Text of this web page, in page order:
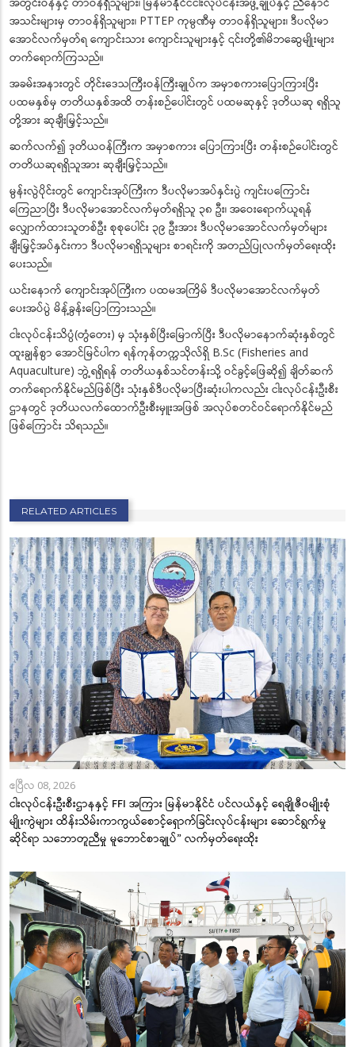
အသင်းများမှ တာဝန်ရှိသူများ၊ PTTEP ကုမ္ပဏီမှ တာဝန်ရှိသူများ၊ ဒီပလိုမာ
အောင်လက်မှတ်ရ ကျောင်းသား ကျောင်းသူများနှင့် ၎င်းတို့၏မိဘဆွေမျိုးများ
တက်ရောက်ကြသည်။
အခမ်းအနားတွင် တိုင်းဒေသကြီးဝန်ကြီးချုပ်က အမှာစကားပြောကြားပြီး
ပထမနှစ်မှ တတိယနှစ်အထိ တန်းစဉ်ပေါင်းတွင် ပထမဆုနှင့် ဒုတိယဆု ရရှိသူ
တို့အား ဆုချီးမြှင့်သည်။
ဆက်လက်၍ ဒုတိယဝန်ကြီးက အမှာစကား ပြောကြားပြီး တန်းစဉ်ပေါင်းတွင်
တတိယဆုရရှိသူအား ဆုချီးမြှင့်သည်။
မွန်းလွဲပိုင်းတွင် ကျောင်းအုပ်ကြီးက ဒီပလိုမာအပ်နှင်းပွဲ ကျင်းပကြောင်း
ကြေညာပြီး ဒီပလိုမာအောင်လက်မှတ်ရရှိသူ ၃၈ ဦး၊ အဝေးရောက်ယူရန်
လျှောက်ထားသူတစ်ဦး စုစုပေါင်း ၃၉ ဦးအား ဒီပလိုမာအောင်လက်မှတ်များ
ချီးမြှင့်အပ်နှင်းကာ ဒီပလိုမာရရှိသူများ စာရင်းကို အတည်ပြုလက်မှတ်ရေးထိုး
ပေးသည်။
ယင်းနောက် ကျောင်းအုပ်ကြီးက ပထမအကြိမ် ဒီပလိုမာအောင်လက်မှတ်
ပေးအပ်ပွဲ မိန့်ခွန်းပြောကြားသည်။
ငါးလုပ်ငန်းသိပ္ပံ(တွံတေး) မှ သုံးနှစ်ပြီးမြောက်ပြီး ဒီပလိုမာနောက်ဆုံးနှစ်တွင်
ထူးချွန်စွာ အောင်မြင်ပါက ရန်ကုန်တက္ကသိုလ်ရှိ B.Sc (Fisheries and
Aquaculture) ဘွဲ့ရရှိရန် တတိယနှစ်သင်တန်းသို့ ဝင်ခွင့်ဖြေဆို၍ ချိတ်ဆက်
တက်ရောက်နိုင်မည်ဖြစ်ပြီး သုံးနှစ်ဒီပလိုမာပြီးဆုံးပါကလည်း ငါးလုပ်ငန်းဦးစီး
ဌာနတွင် ဒုတိယလက်ထောက်ဦးစီးမှူးအဖြစ် အလုပ်စတင်ဝင်ရောက်နိုင်မည်
ဖြစ်ကြောင်း သိရသည်။
RELATED ARTICLES
ဧပြီလ 08, 2026
ငါးလုပ်ငန်းဦးစီးဌာနနှင့် FFI အကြား မြန်မာနိုင်ငံ ပင်လယ်နှင့် ရေချိုဇီဝမျိုးစုံ
မျိုးကွဲများ ထိန်းသိမ်းကာကွယ်စောင့်ရှောက်ခြင်းလုပ်ငန်းများ ဆောင်ရွက်မှု
ဆိုင်ရာ သဘောတူညီမှု မူဘောင်စာချုပ်” လက်မှတ်ရေးထိုး